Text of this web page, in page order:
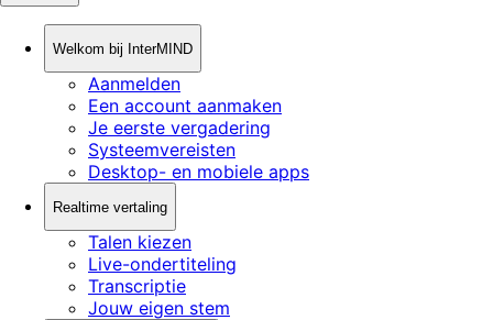
Welkom bij InterMIND
Aanmelden
Een account aanmaken
Je eerste vergadering
Systeemvereisten
Desktop- en mobiele apps
Realtime vertaling
Talen kiezen
Live-ondertiteling
Transcriptie
Jouw eigen stem